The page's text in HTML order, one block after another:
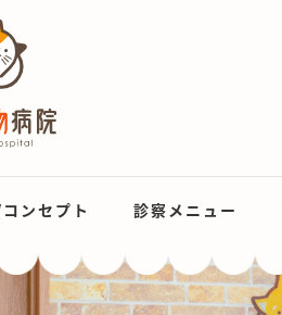
ンセプト 診察メニュー